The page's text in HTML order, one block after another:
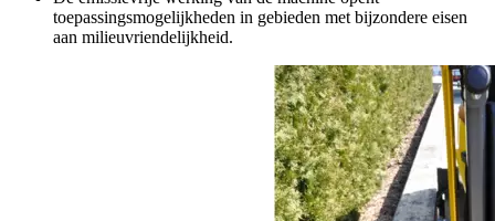
toepassingsmogelijkheden in gebieden met bijzondere eisen
aan milieuvriendelijkheid.